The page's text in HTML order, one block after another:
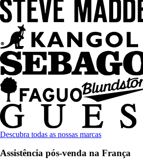
Descubra todas as nossas marcas
Assistência pós-venda na França